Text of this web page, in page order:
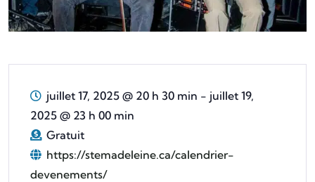
juillet 17, 2025 @ 20 h 30 min - juillet 19,
2025 @ 23 h 00 min
Gratuit
https://stemadeleine.ca/calendrier-
devenements/